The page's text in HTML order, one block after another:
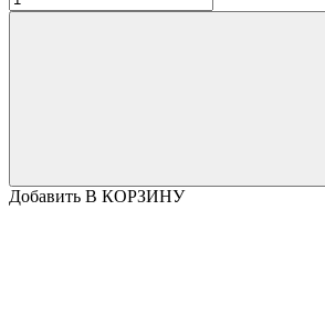
Добавить В КОРЗИНУ